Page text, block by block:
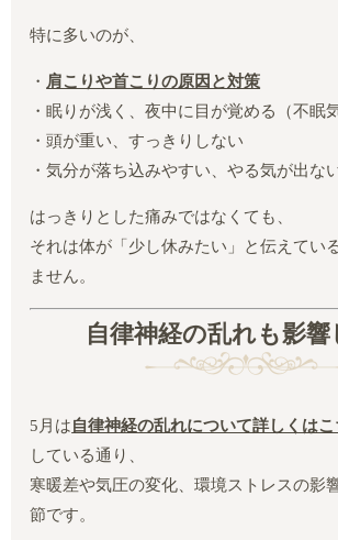
特に多いのが、
・ 肩こりや首こりの原因と対策
・眠りが浅く、夜中に目が覚める（不眠
・頭が重い、すっきりしない
・気分が落ち込みやすい、やる気が出な
はっきりとした痛みではなくても、
それは体が「少し休みたい」と伝えてい
ません。
自律神経の乱れも影
5月は自律神経の乱れについて詳しくはこ
している通り、
寒暖差や気圧の変化、環境ストレスの影
節です。